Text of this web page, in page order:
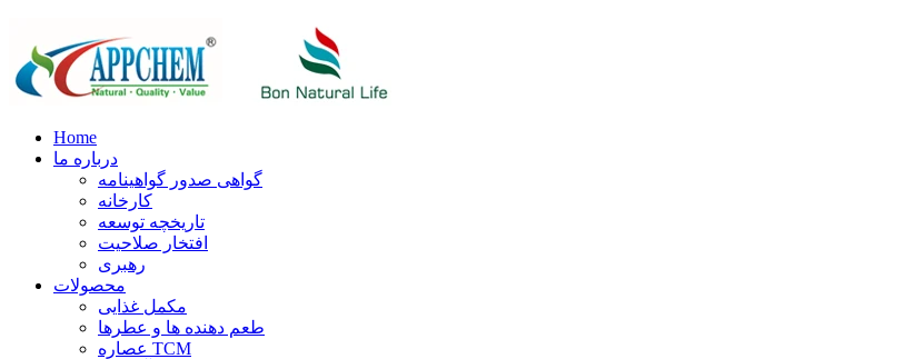
Home
درباره ما
گواهی صدور گواهینامه
کارخانه
تاریخچه توسعه
افتخار صلاحیت
رهبری
محصولات
مکمل غذایی
طعم دهنده ها و عطرها
عصاره TCM